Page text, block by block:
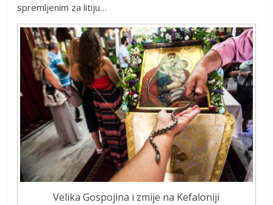
spremljenim za litiju…
Velika Gospojina i zmije na Kefaloniji